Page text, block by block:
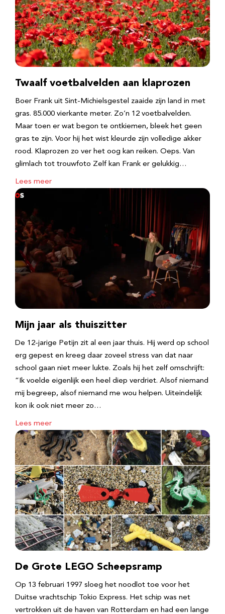
Twaalf voetbalvelden aan klaprozen
Boer Frank uit Sint-Michielsgestel zaaide zijn land in met
gras. 85.000 vierkante meter. Zo’n 12 voetbalvelden.
Maar toen er wat begon te ontkiemen, bleek het geen
gras te zijn. Voor hij het wist kleurde zijn volledige akker
rood. Klaprozen zo ver het oog kan reiken. Oeps. Van
glimlach tot trouwfoto Zelf kan Frank er gelukkig…
Lees meer
Mijn jaar als thuiszitter
De 12-jarige Petijn zit al een jaar thuis. Hij werd op school
erg gepest en kreeg daar zoveel stress van dat naar
school gaan niet meer lukte. Zoals hij het zelf omschrijft:
“Ik voelde eigenlijk een heel diep verdriet. Alsof niemand
mij begreep, alsof niemand me wou helpen. Uiteindelijk
kon ik ook niet meer zo…
Lees meer
De Grote LEGO Scheepsramp
Op 13 februari 1997 sloeg het noodlot toe voor het
Duitse vrachtschip Tokio Express. Het schip was net
vertrokken uit de haven van Rotterdam en had een lange